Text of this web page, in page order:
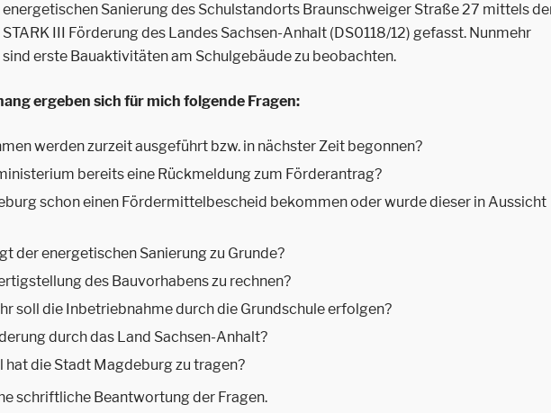
energetischen Sanierung des Schulstandorts Braunschweiger Straße 27 mittels
STARK III Förderung des Landes Sachsen-Anhalt (DS0118/12) gefasst. Nunmehr
sind erste Bauaktivitäten am Schulgebäude zu beobachten.
ergeben sich für mich folgende Fragen:
werden zurzeit ausgeführt bzw. in nächster Zeit begonnen?
bereits eine Rückmeldung zum Förderantrag?
schon einen Fördermittelbescheid bekommen oder wurde dieser in Aussicht
der energetischen Sanierung zu Grunde?
des Bauvorhabens zu rechnen?
soll die Inbetriebnahme durch die Grundschule erfolgen?
durch das Land Sachsen-Anhalt?
hat die Stadt Magdeburg zu tragen?
schriftliche Beantwortung der Fragen.